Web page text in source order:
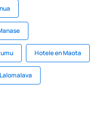
Hotele en Maota